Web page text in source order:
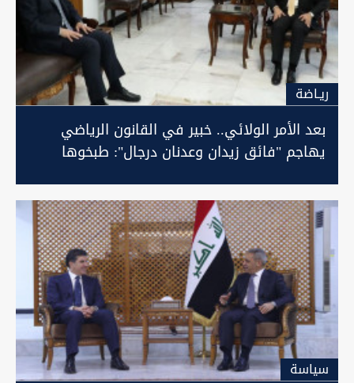
ريـاضة
بعد الأمر الولائي.. خبير في القانون الرياضي
يهاجم "فائق زيدان وعدنان درجال": طبخوها
سیاسة